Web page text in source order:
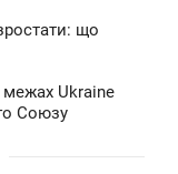
що
межах Ukraine
Союзу